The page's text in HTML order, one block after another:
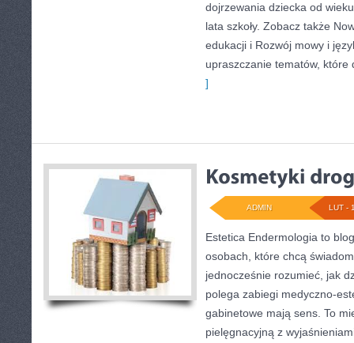
dojrzewania dziecka od
lata szkoły. Zobacz także
edukacji i Rozwój mowy i
upraszczanie tematów, które
]
LUT -
ADMIN
Estetica Endermologia to
osobach, które chcą
jednocześnie rozumieć, jak
polega zabiegi medyczno-
gabinetowe mają sens. To
pielęgnacyjną z